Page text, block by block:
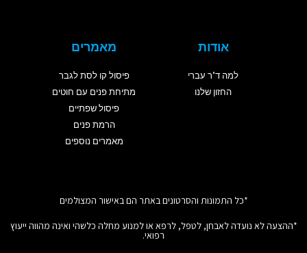
אודות
למה ד"ר עברי
החזון שלנו
מאמרים
פיסול קו לסת לגבר
מתיחת פנים עם חוטים
פיסול שפתיים
הרמת פנים
מאמרים נוספים
*כל התמונות והסרטונים באתר הם באישור המצולמים
*ההצעה לא נועדה לאבחן, לטפל, לרפא או למנוע מחלה כלשהי ואינה מהווה ייעוץ
רפואי.